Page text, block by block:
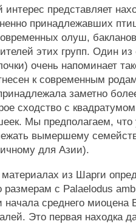
представляет
принадлежавших
олуш,
этих групп. Один из
очень напоминает
к современным
заметно
сходство с
Мы предполагаем, что
вымершему
для Азии).
из Шарги
размерам с Palaelodus
начала среднего миоцена
Это первая находка